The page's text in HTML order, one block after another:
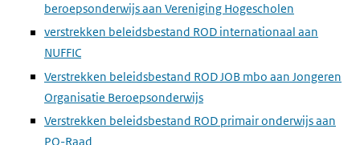
beroepsonderwijs aan Vereniging Hogescholen
verstrekken beleidsbestand ROD internationaal aan
NUFFIC
Verstrekken beleidsbestand ROD JOB mbo aan Jongeren
Organisatie Beroepsonderwijs
Verstrekken beleidsbestand ROD primair onderwijs aan
PO-Raad